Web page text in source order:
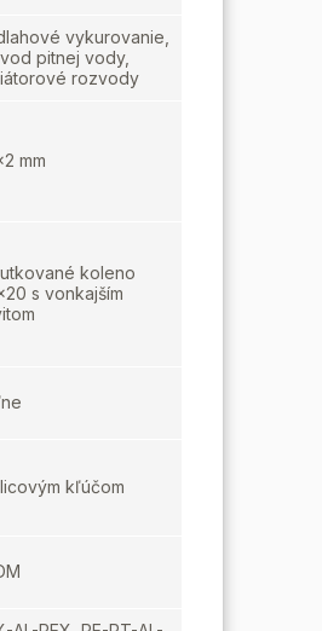
vykurovanie,
pitnej vody,
rozvody
mm
koleno
s vonkajším
kľúčom